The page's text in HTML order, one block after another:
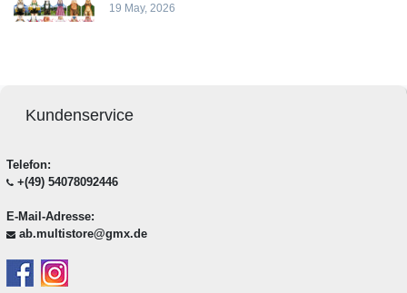
19 May, 2026
Kundenservice
Telefon:
+(49) 54078092446
E-Mail-Adresse:
ab.multistore@gmx.de